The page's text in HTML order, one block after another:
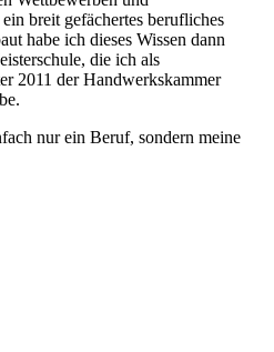
breit gefächertes berufliches
habe ich dieses Wissen dann
die ich als
2011 der Handwerkskammer
nur ein Beruf, sondern meine